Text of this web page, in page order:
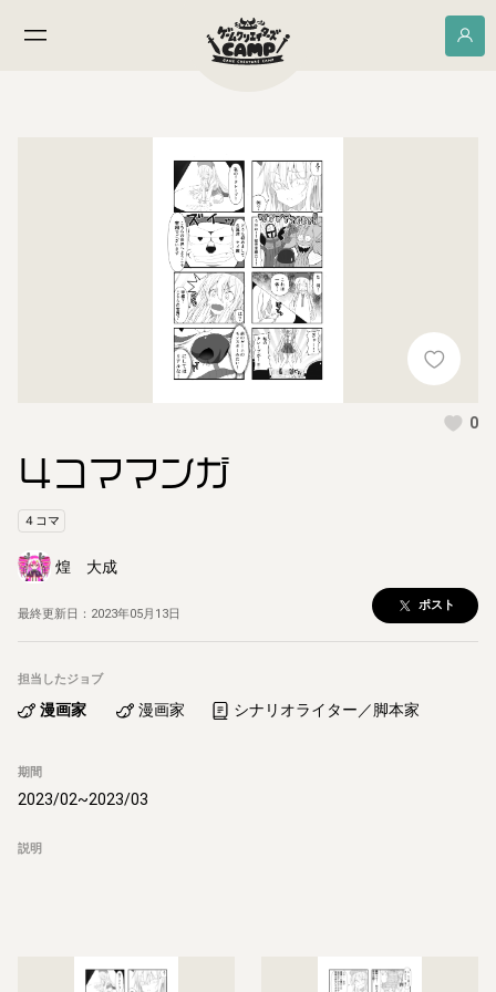
0
４コママンガ
４コマ
煌 大成
最終更新日： 2023年05月13日
ポスト
担当したジョブ
漫画家 漫画家 シナリオライター／脚本家
期間
2023/02~2023/03
説明